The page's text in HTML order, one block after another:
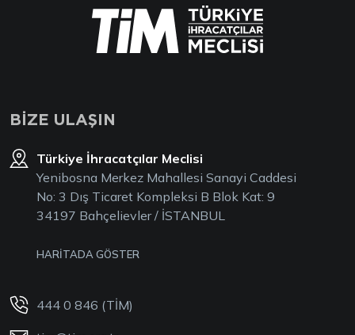
BİZE ULAŞIN
Türkiye İhracatçılar Meclisi
Yenibosna Merkez Mahallesi Sanayi Caddesi
No: 3 Dış Ticaret Kompleksi B Blok Kat: 9
34197 Bahçelievler / İSTANBUL
HARİTADA GÖSTER
444 0 846 (TİM)